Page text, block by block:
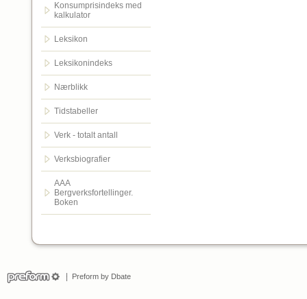
Konsumprisindeks med
kalkulator
Leksikon
Leksikonindeks
Nærblikk
Tidstabeller
Verk - totalt antall
Verksbiografier
AAA
Bergverksfortellinger.
Boken
Preform by Dbate